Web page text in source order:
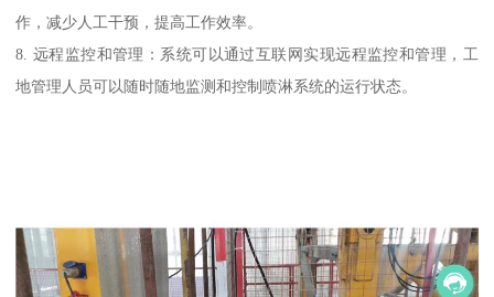
作，减少人工干预，提高工作效率。
8. 远程监控和管理：系统可以通过互联网实现远程监控和管理，工
地管理人员可以随时随地监测和控制喷淋系统的运行状态。